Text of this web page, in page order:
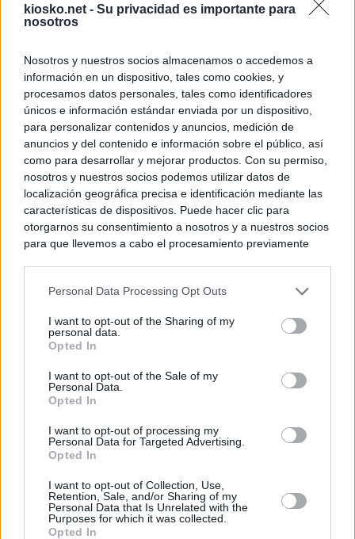
kiosko.net - Su privacidad es importante para
nosotros
Nosotros y nuestros socios almacenamos o accedemos a
información en un dispositivo, tales como cookies, y
procesamos datos personales, tales como identificadores
únicos e información estándar enviada por un dispositivo,
para personalizar contenidos y anuncios, medición de
anuncios y del contenido e información sobre el público, así
como para desarrollar y mejorar productos. Con su permiso,
nosotros y nuestros socios podemos utilizar datos de
localización geográfica precisa e identificación mediante las
características de dispositivos. Puede hacer clic para
otorgarnos su consentimiento a nosotros y a nuestros socios
para que llevemos a cabo el procesamiento previamente
negar su consentimiento. Tenga en cuenta que algún
de su consentimiento, pero usted tiene el derecho de
rechazar tal procesamiento. Sus preferencias se aplicarán
cualquier momento entrando de nuevo en este sitio web o
visitando nuestra política de privacidad.
Personal Data Processing Opt Outs
I want to opt-out of the Sharing of my
personal data.
Opted In
I want to opt-out of the Sale of my
Personal Data.
Opted In
I want to opt-out of processing my
Personal Data for Targeted Advertising.
Opted In
I want to opt-out of Collection, Use,
Retention, Sale, and/or Sharing of my
Personal Data that Is Unrelated with the
Purposes for which it was collected.
Opted In